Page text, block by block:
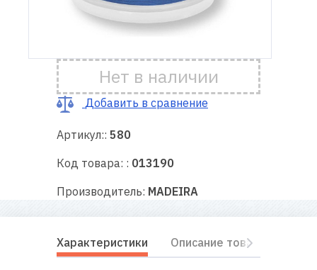
Гарантия
Ремонт
швейной
Полезные
советы
Контакты
Нет в наличии
Добавить в сравнение
Артикул:: 580
Код товара: : 013190
Производитель: MADEIRA
Характеристики Описание товара